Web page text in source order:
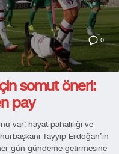
0
somut öneri:
pay
var: hayat pahalılığı ve
Tayyip Erdoğan’ın
gün gündeme getirmesine